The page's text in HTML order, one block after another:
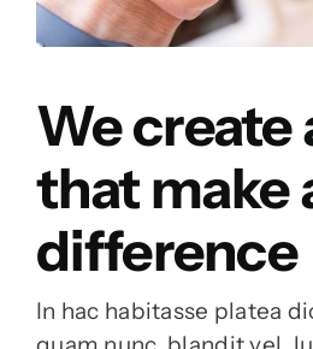
We create
that make
difference
In hac habitasse platea